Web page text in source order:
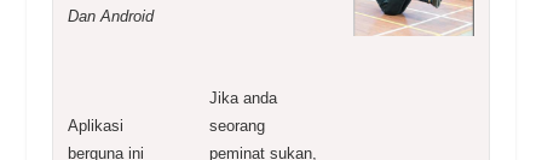
Dan Android
Aplikasi
berguna ini
Jika anda
seorang
peminat sukan,